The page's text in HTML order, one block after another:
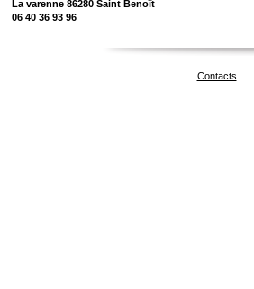
La varenne 86280 Saint Benoît
06 40 36 93 96
Contacts